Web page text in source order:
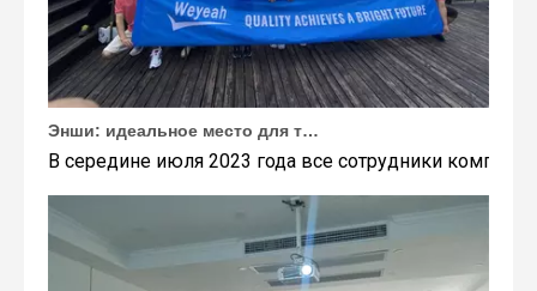
В середине июля 2023 года все сотрудники